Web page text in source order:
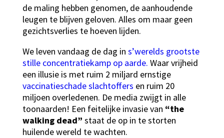
de maling hebben genomen, de aanhoudende
leugen te blijven geloven. Alles om maar geen
gezichtsverlies te hoeven lijden.
We leven vandaag de dag in s’werelds grootste
stille concentratiekamp op aarde. Waar vrijheid
een illusie is met ruim 2 miljard ernstige
vaccinatieschade slachtoffers en ruim 20
miljoen overledenen. De media zwijgt in alle
toonaarden! Een feitelijke invasie van “the
walking dead” staat de op in te storten
huilende wereld te wachten.